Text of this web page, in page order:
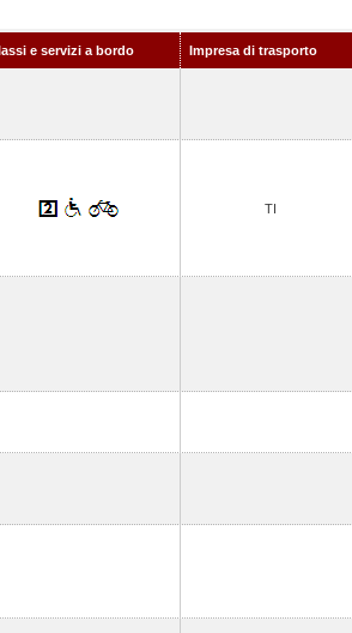
e servizi a bordo Impresa di trasporto
TI